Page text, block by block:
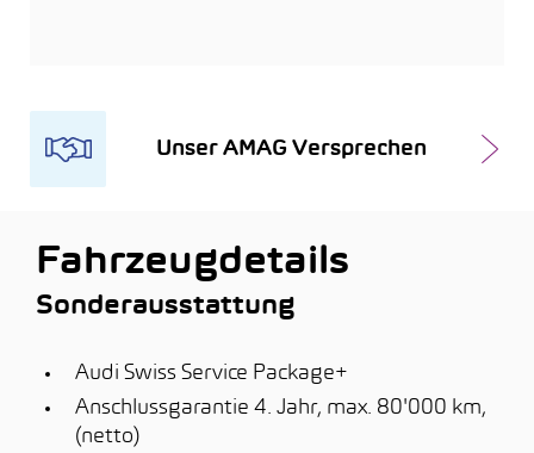
Unser AMAG Versprechen
Fahrzeugdetails
Sonderausstattung
Audi Swiss Service Package+
Anschlussgarantie 4. Jahr, max. 80'000 km,
(netto)